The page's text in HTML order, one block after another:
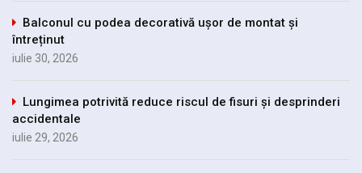
Balconul cu podea decorativă ușor de montat și
întreținut
iulie 30, 2026
Lungimea potrivită reduce riscul de fisuri și desprinderi
accidentale
iulie 29, 2026